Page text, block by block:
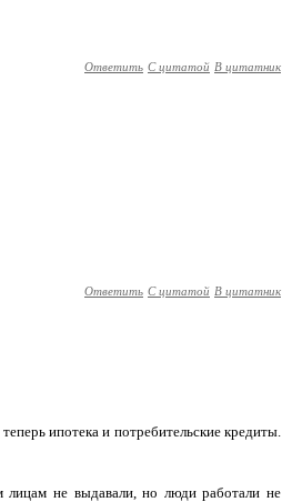
Ответить С цитатой В цитатник
Ответить С цитатой В цитатник
ипотека и потребительские кредиты.
лицам не выдавали, но люди работали не